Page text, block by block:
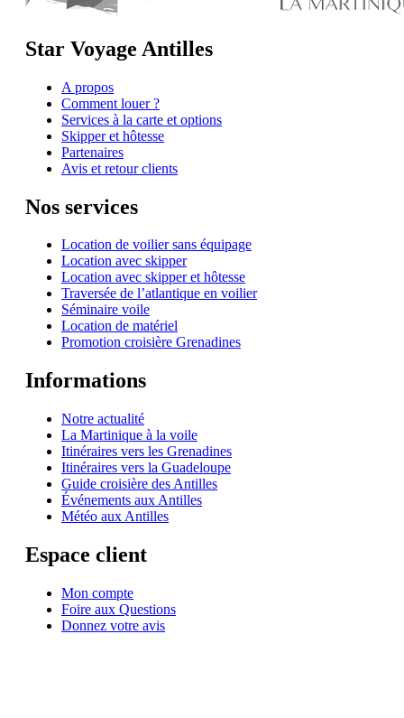
Star Voyage Antilles
A propos
Comment louer ?
Services à la carte et options
Skipper et hôtesse
Partenaires
Avis et retour clients
Nos services
Location de voilier sans équipage
Location avec skipper
Location avec skipper et hôtesse
Traversée de l’atlantique en voilier
Séminaire voile
Location de matériel
Promotion croisière Grenadines
Informations
Notre actualité
La Martinique à la voile
Itinéraires vers les Grenadines
Itinéraires vers la Guadeloupe
Guide croisière des Antilles
Événements aux Antilles
Météo aux Antilles
Espace client
Mon compte
Foire aux Questions
Donnez votre avis